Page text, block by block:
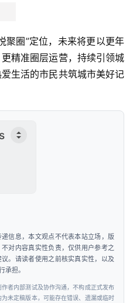
聚圈”定位，未来将更以更年
精准圈层运营，持续引领城
生活的市民共筑城市美好记
信息，本文观点不代表本站立场，版
对内容真实性负责，仅供用户参考之
。请读者使用之前核实真实性，以及
承担。
者内部测试及协作沟通，不构成正式发布
未定稿版本，可能存在错误、遗漏或临时